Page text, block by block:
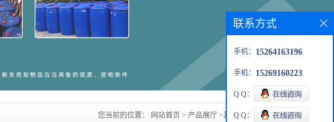
您当前的位置： 网站首页 > 产品展厅 >其他>吡啶
联系方式
手机： 15264163196
手机： 15269160223
Q Q：
Q Q：